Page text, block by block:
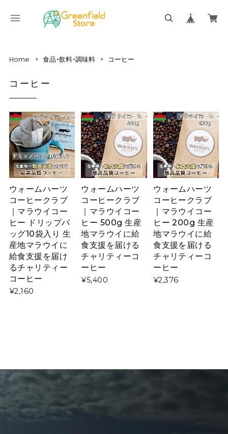
Home 食品・飲料・調味料 コーヒー
コーヒー
ウォームハーツ
コーヒークラブ
｜マラウイコー
ヒー ドリップバ
ッグ10袋入り 生
産地マラウイに
給食支援を届け
るチャリティー
コーヒー
¥2,160
ウォームハーツ
コーヒークラブ
｜マラウイコー
ヒー 500g 生産
地マラウイに給
食支援を届ける
チャリティーコ
ーヒー
¥5,400
ウォームハーツ
コーヒークラブ
｜マラウイコー
ヒー 200g 生産
地マラウイに給
食支援を届ける
チャリティーコ
ーヒー
¥2,376